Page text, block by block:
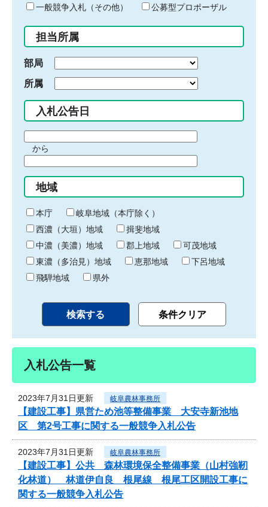
ド
入
力
一般競争入札（その他）
公募型プロポーザル
担当所属
部局
所属
入札公告日
間
始
り
から
間
終
わ
り
地域
本庁
岐阜地域（本庁除く）
西濃（大垣）地域
揖斐地域
中濃（美濃）地域
郡上地域
可茂地域
東濃（多治見）地域
恵那地域
下呂地域
飛騨地域
県外
入札公告一覧
2023年7月31日更新 岐阜農林事務所
【建設工事】県営ため池等整備事業 大安寺新池地
区 第2号工事に関する一般競争入札公告
2023年7月31日更新 岐阜農林事務所
【建設工事】公共 森林環境保全整備事業（山村強靭
化林道） 林道伊自良 根尾線 根尾工区開設工事に
関する一般競争入札公告